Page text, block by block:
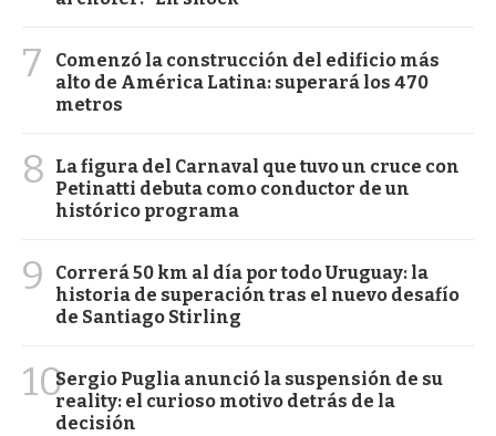
7
Comenzó la construcción del edificio más
alto de América Latina: superará los 470
metros
8
La figura del Carnaval que tuvo un cruce con
Petinatti debuta como conductor de un
histórico programa
9
Correrá 50 km al día por todo Uruguay: la
historia de superación tras el nuevo desafío
de Santiago Stirling
10Sergio Puglia anunció la suspensión de su
reality: el curioso motivo detrás de la
decisión